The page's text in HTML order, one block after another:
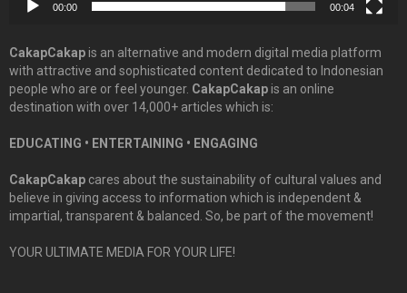
00:00 00:04
CakapCakapis an alternative and modern digital media platform
with attractive and sophisticated content dedicated to Indonesian
people who are or feel younger. CakapCakapis an online
destination with over 14,000+ articles which is:
EDUCATING • ENTERTAINING • ENGAGING
CakapCakap cares about the sustainability of cultural values and
believe in giving access to information which is independent &
impartial, transparent & balanced. So, be part of the movement!
YOUR ULTIMATE MEDIA FOR YOUR LIFE!